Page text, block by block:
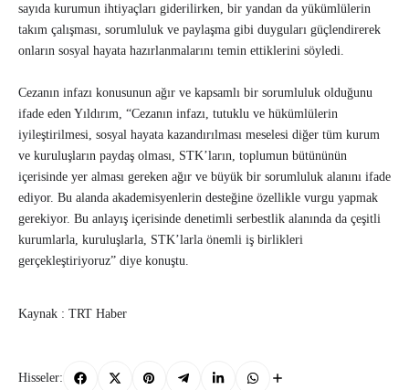
sayıda kurumun ihtiyaçları giderilirken, bir yandan da yükümlülerin
takım çalışması, sorumluluk ve paylaşma gibi duyguları güçlendirerek
onların sosyal hayata hazırlanmalarını temin ettiklerini söyledi.
Cezanın infazı konusunun ağır ve kapsamlı bir sorumluluk olduğunu
ifade eden Yıldırım, “Cezanın infazı, tutuklu ve hükümlülerin
iyileştirilmesi, sosyal hayata kazandırılması meselesi diğer tüm kurum
ve kuruluşların paydaş olması, STK’ların, toplumun bütününün
içerisinde yer alması gereken ağır ve büyük bir sorumluluk alanını ifade
ediyor. Bu alanda akademisyenlerin desteğine özellikle vurgu yapmak
gerekiyor. Bu anlayış içerisinde denetimli serbestlik alanında da çeşitli
kurumlarla, kuruluşlarla, STK’larla önemli iş birlikleri
gerçekleştiriyoruz” diye konuştu.
Kaynak : TRT Haber
Hisseler: